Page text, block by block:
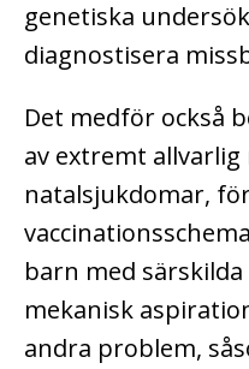
genetiska
diagnostisera
Det medför också
av extremt
natalsjukdomar,
barn med
mekanisk
andra problem,